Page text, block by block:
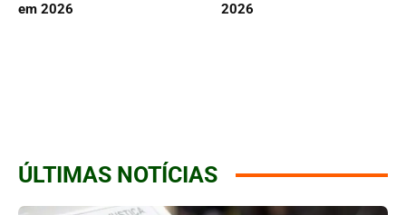
em 2026
2026
ÚLTIMAS NOTÍCIAS